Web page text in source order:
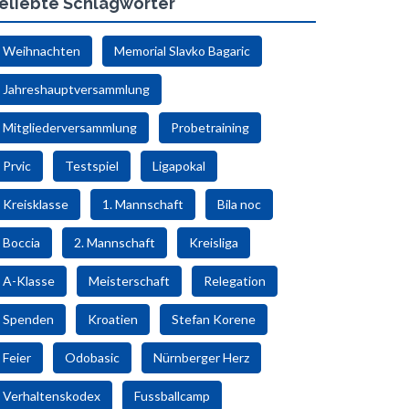
Weihnachten Memorial Slavko Bagaric
Jahreshauptversammlung
Mitgliederversammlung Probetraining
Prvic Testspiel Ligapokal
Kreisklasse 1. Mannschaft Bila noc
Boccia 2. Mannschaft Kreisliga
A-Klasse Meisterschaft Relegation
Spenden Kroatien Stefan Korene
Feier Odobasic Nürnberger Herz
Verhaltenskodex Fussballcamp